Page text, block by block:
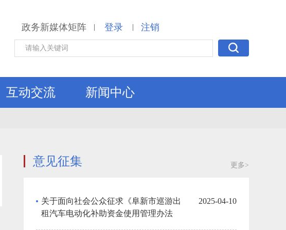
政务新媒体矩阵 | 登录 | 注销
互动交流 新闻中心
意见征集 更多>
关于面向社会公众征求《阜新市巡游出
租汽车电动化补助资金使用管理办法
2025-04-10